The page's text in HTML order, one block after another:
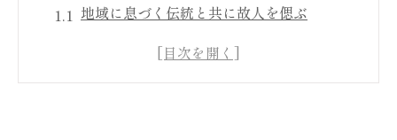
地域に息づく伝統と共に故人を偲ぶ
静寂の中で心を整える時間